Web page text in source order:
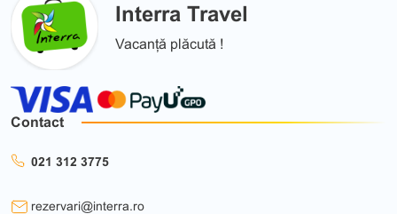
Interra Travel
Vacanță plăcută !
Contact
021 312 3775
rezervari@interra.ro